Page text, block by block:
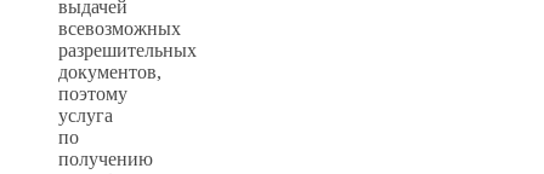
выдачей
всевозможных
разрешительных
документов,
поэтому
услуга
по
получению